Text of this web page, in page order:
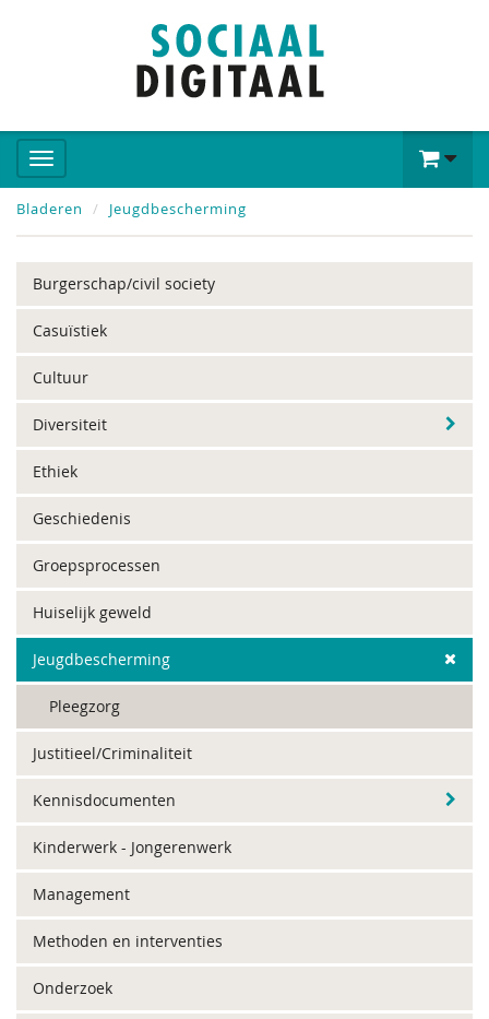
Bladeren Jeugdbescherming
Burgerschap/civil society
Casuïstiek
Cultuur
Diversiteit
Ethiek
Geschiedenis
Groepsprocessen
Huiselijk geweld
Jeugdbescherming
Pleegzorg
Justitieel/Criminaliteit
Kennisdocumenten
Kinderwerk - Jongerenwerk
Management
Methoden en interventies
Onderzoek